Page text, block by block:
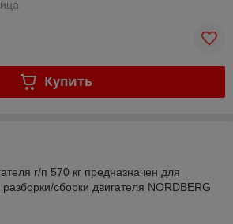
Купить
г/п 570 кг предназначен для
сборки двигателя NORDBERG